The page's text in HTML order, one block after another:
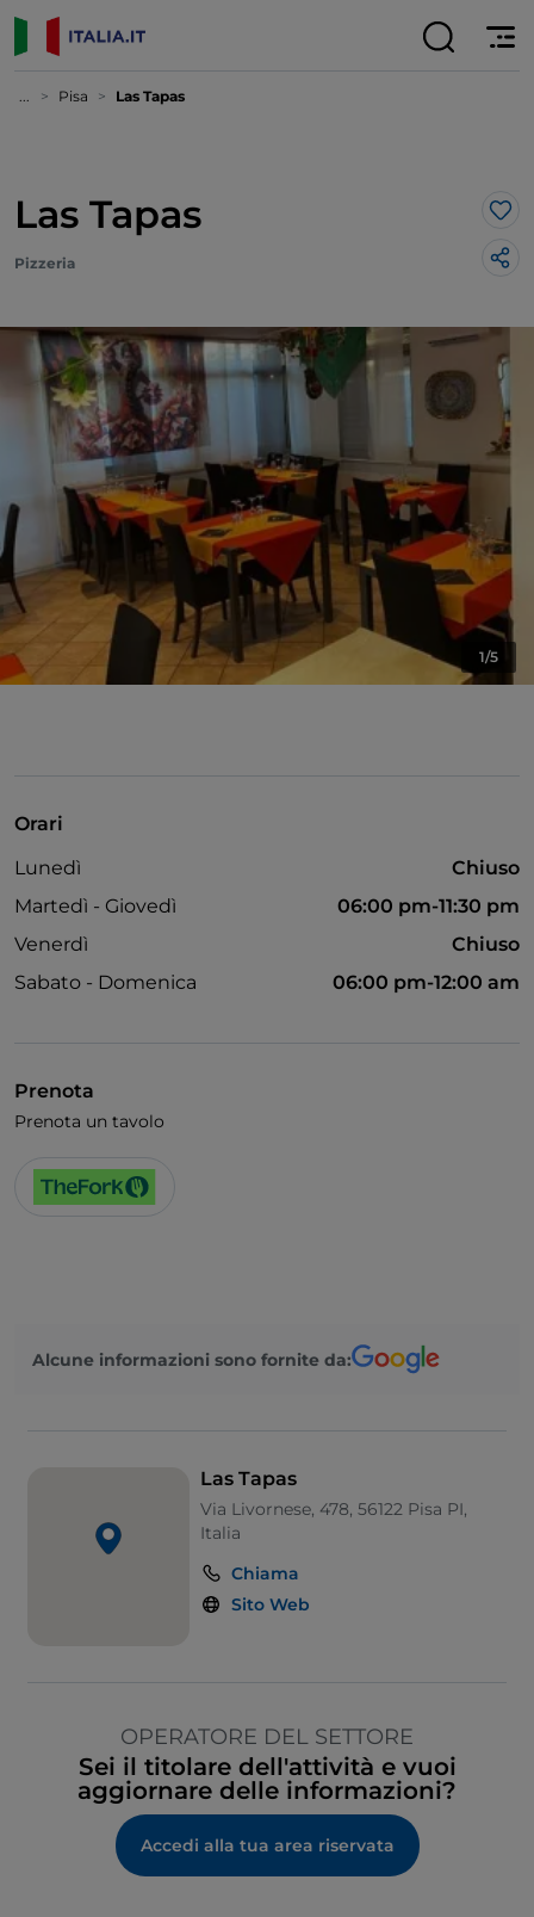
... Pisa Las Tapas
Las Tapas
Pizzeria
1/5
Orari
Lunedì
Chiuso
Martedì - Giovedì
06:00 pm-11:30 pm
Venerdì
Chiuso
Sabato - Domenica
06:00 pm-12:00 am
Prenota
Prenota un tavolo
Alcune informazioni sono fornite da:
Las Tapas
Via Livornese, 478, 56122 Pisa PI,
Italia
Chiama
Sito Web
OPERATORE DEL SETTORE
Sei il titolare dell'attività e vuoi
aggiornare delle informazioni?
Accedi alla tua area riservata